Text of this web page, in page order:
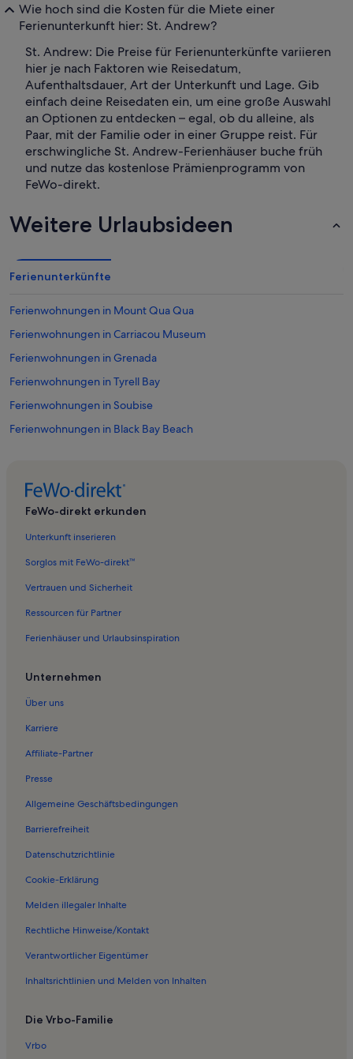
Wie hoch sind die Kosten für die Miete einer
Ferienunterkunft hier: St. Andrew?
St. Andrew: Die Preise für Ferienunterkünfte variieren
hier je nach Faktoren wie Reisedatum,
Aufenthaltsdauer, Art der Unterkunft und Lage. Gib
einfach deine Reisedaten ein, um eine große Auswahl
an Optionen zu entdecken – egal, ob du alleine, als
Paar, mit der Familie oder in einer Gruppe reist. Für
erschwingliche St. Andrew-Ferienhäuser buche früh
und nutze das kostenlose Prämienprogramm von
FeWo-direkt.
Weitere Urlaubsideen
Ferienunterkünfte
Ferienwohnungen in Mount Qua Qua
Ferienwohnungen in Carriacou Museum
Ferienwohnungen in Grenada
Ferienwohnungen in Tyrell Bay
Ferienwohnungen in Soubise
Ferienwohnungen in Black Bay Beach
Ferienunterkünfte mit Pool nahe Grand-Etang-Nationalpark
FeWo-direkt erkunden
Unterkunft inserieren
Sorglos mit FeWo-direkt™
Vertrauen und Sicherheit
Ressourcen für Partner
Ferienhäuser und Urlaubsinspiration
Unternehmen
Über uns
Karriere
Affiliate-Partner
Presse
Allgemeine Geschäftsbedingungen
Barrierefreiheit
Datenschutzrichtlinie
Cookie-Erklärung
Melden illegaler Inhalte
Rechtliche Hinweise/Kontakt
Verantwortlicher Eigentümer
Inhaltsrichtlinien und Melden von Inhalten
Die Vrbo-Familie
Vrbo